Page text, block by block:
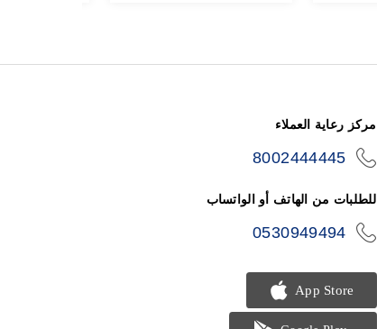
مركز رعاية العملاء
8002444445
للطلبات من الهاتف أو الواتساب
0530949494